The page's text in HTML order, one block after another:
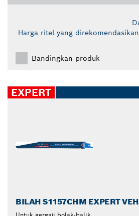
Harga ritel yang
Bandingkan produk
EXPERT
BILAH S1157CHM EXPERT